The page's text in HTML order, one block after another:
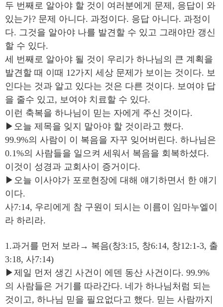
두 번째로 알아야 할 것이 여러분에게 문제, 응답이 와
있는가? 문제 아니다. 과정이다. 응답 아니다. 과정이
다. 그것을 알아야 나를 발견할 수 있고 그래야만 갱신
할 수 있다.
세 번째로 알아야 될 것이 우리가 하나님의 큰 계획을
발견할 때 이때 12가지 세상 문제가 보이는 것이다. 보
인다는 것과 알고 있다는 것은 다른 것이다. 보여야 답
을 줄수 있고, 보여야 치료할 수 있다.
이런 축복을 하나님이 믿는 자에게 주신 것이다.
▶오늘 제목을 잊지 말아야 할 것이라고 했다.
99.9%의 사람이 이 복음을 자꾸 잊어버린다. 하나님은
0.1%의 사람들을 일으켜 세워서 복음을 회복하셨다.
이것이 성경과 교회사이 증거이다.
▶오늘 이사야가 포로현장에 대해 얘기하면서 한 얘기
이다.
사7:14, 우리에게 참 구원이 되시는 이름이 임마누엘이
라 하리라.
1.과거를 먼저 보라→ 복음(창3:15, 창6:14, 창12:1-3, 출
3:18, 사7:14)
▶제일 먼저 생긴 사건이 에덴 동산 사건이다. 99.9%
의 사람들은 거기를 따라간다. 네가 하나님처럼 되는
것이고, 하나님 믿을 필요없다고 했다. 믿는 사람까지